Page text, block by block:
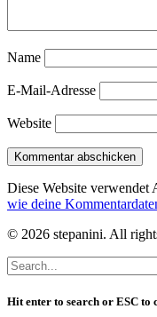
Name
E-Mail-Adresse
Website
Diese Website verwendet
wie deine
© 2026 stepanini. All
Hit enter to search or ESC to